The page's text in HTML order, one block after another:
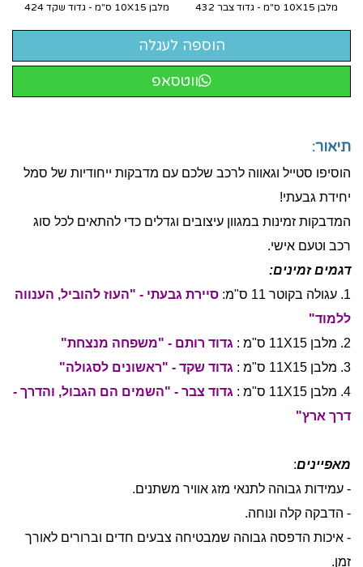
מלבן 10X15 ס"מ - גדוד צבר 432 מלבן 10X15 ס"מ - גדוד שקד 424
ווטסאפ
תיאור:
הוסיפו סטייל וגאווה לרכב שלכם עם מדבקות ייחודיות של סמל
יחידת גבעתי!
המדבקות זמינות במגוון עיצובים וגדלים כדי להתאים לכל סוג
רכב וטעם אישי.
דגמים זמינים:
1. עגולה בקוטר 11 ס"מ:
סיירת גבעתי - "העוז להוביל, הענווה
ללמוד"
2. מלבן 11X15 ס"מ :
גדוד רותם - "משפחה מנצחת"
3. מלבן 11X15 ס"מ :
גדוד שקד - "ראשונים לסגולה"
4. מלבן 11X15 ס"מ :
גדוד צבר - "השמים הם הגבול, והדרך -
דרך ארץ"
מאפיינים:
- עמידות גבוהה לתנאי מזג אוויר משתנים.
- הדבקה קלה ונוחה.
- איכות הדפסה גבוהה שמבטיחה צבעים חדים וברורים לאורך
זמן.